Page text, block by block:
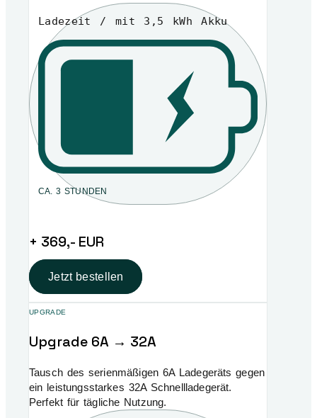
Ladezeit / mit 3,5 kWh Akku
CA. 3 STUNDEN
+ 369,- EUR
Jetzt bestellen
UPGRADE
Upgrade 6A → 32A
Tausch des serienmäßigen 6A Ladegeräts gegen
ein leistungsstarkes 32A Schnellladegerät.
Perfekt für tägliche Nutzung.